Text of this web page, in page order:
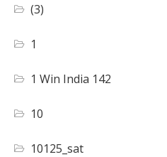
(3)
1
1 Win India 142
10
10125_sat